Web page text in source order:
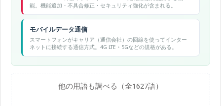
能。機能追加・不具合修正・セキュリティ強化が含まれる。
モバイルデータ通信
スマートフォンがキャリア（通信会社）の回線を使ってインター
ネットに接続する通信方式。4G LTE・5Gなどの規格がある。
他の用語も調べる（全1627語）